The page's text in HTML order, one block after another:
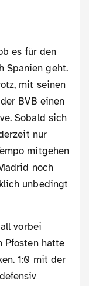
Spanien geht.
mit seinen
BVB einen
Sobald sich
nur
mitgehen
noch
unbedingt
Pfosten hatte
1:0 mit der